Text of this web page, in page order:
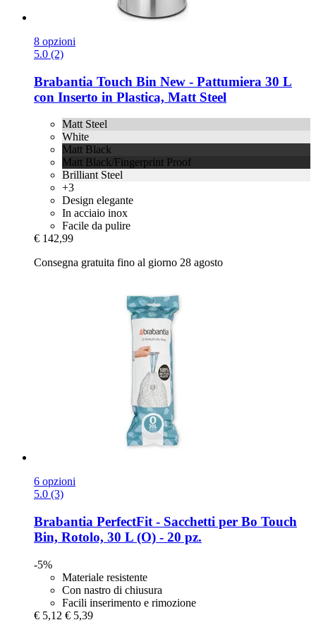
8 opzioni
5.0 (2)
Brabantia Touch Bin New -​ Pattumiera 30 L
con Inserto in Plastica, Matt Steel
Matt Steel
White
Matt Black
Matt Black/Fingerprint Proof
Brilliant Steel
+3
Design elegante
In acciaio inox
Facile da pulire
€ 142,99
Consegna gratuita fino al giorno 28 agosto
6 opzioni
5.0 (3)
Brabantia PerfectFit -​ Sacchetti per Bo Touch
Bin, Rotolo, 30 L (O) -​ 20 pz.
-5%
Materiale resistente
Con nastro di chiusura
Facili inserimento e rimozione
€ 5,12 € 5,39